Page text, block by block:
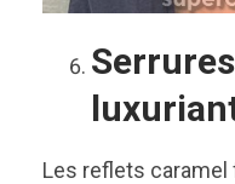
Les reflets